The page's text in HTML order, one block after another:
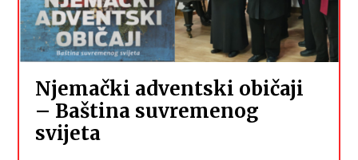
Njemački adventski običaji
– Baština suvremenog
svijeta